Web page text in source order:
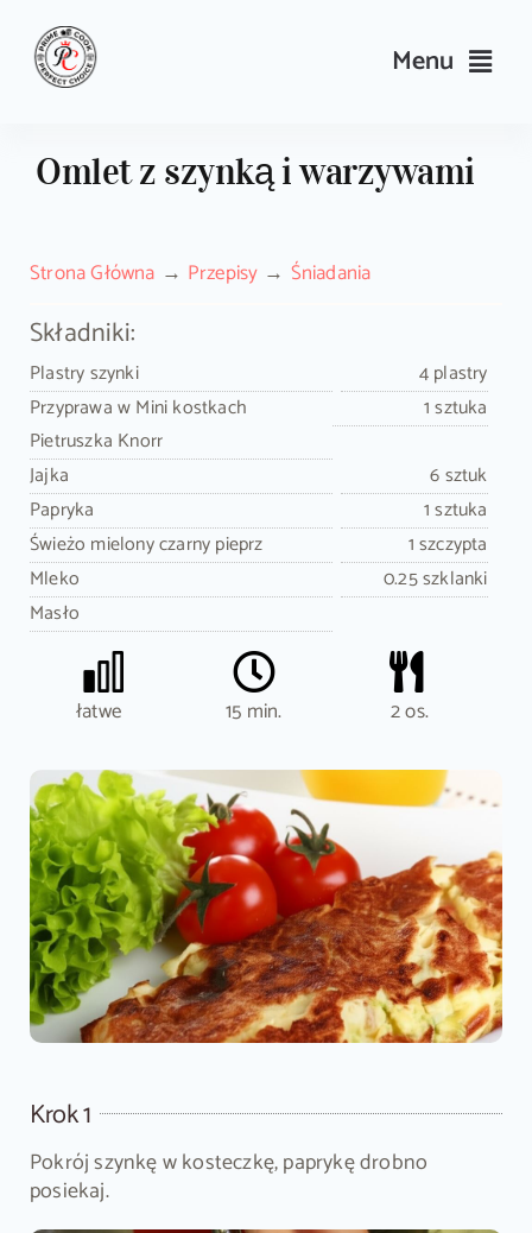
content
Menu
Przepisy
Wyposażenie
Search
for:
Sklep PrimeCook
Omlet z szynką i warzywami
Strona Główna Przepisy Śniadania
Składniki:
Plastry szynki
4 plastry
Przyprawa w Mini kostkach
Pietruszka Knorr
1 sztuka
Jajka
6 sztuk
Papryka
1 sztuka
Świeżo mielony czarny pieprz
1 szczypta
Mleko
0.25 szklanki
Masło
łatwe 15 min. 2 os.
Krok 1
Pokrój szynkę w kosteczkę, paprykę drobno
posiekaj.